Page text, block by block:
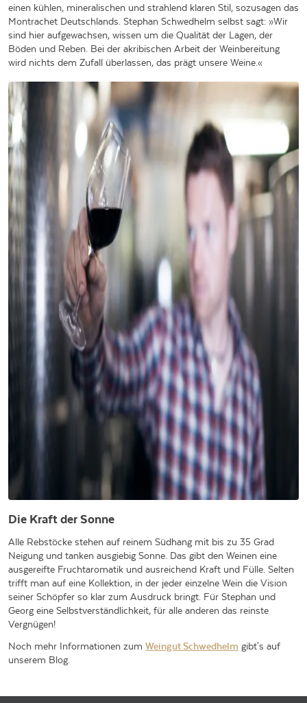
einen kühlen, mineralischen und strahlend klaren Stil, sozusagen das
Montrachet Deutschlands. Stephan Schwedhelm selbst sagt: »Wir
sind hier aufgewachsen, wissen um die Qualität der Lagen, der
Böden und Reben. Bei der akribischen Arbeit der Weinbereitung
wird nichts dem Zufall überlassen, das prägt unsere Weine.«
Die Kraft der Sonne
Alle Rebstöcke stehen auf reinem Südhang mit bis zu 35 Grad
Neigung und tanken ausgiebig Sonne. Das gibt den Weinen eine
ausgereifte Fruchtaromatik und ausreichend Kraft und Fülle. Selten
trifft man auf eine Kollektion, in der jeder einzelne Wein die Vision
seiner Schöpfer so klar zum Ausdruck bringt. Für Stephan und
Georg eine Selbstverständlichkeit, für alle anderen das reinste
Vergnügen!
Noch mehr Informationen zum Weingut Schwedhelm gibt's auf
unserem Blog.